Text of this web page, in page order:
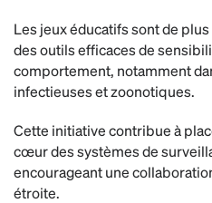
Les jeux éducatifs sont de
des outils efficaces de
comportement, notamment
infectieuses et zoonotiques.
Cette initiative contribue à
cœur des systèmes de
encourageant une
étroite.